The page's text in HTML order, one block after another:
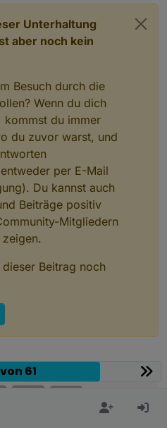
Unterhaltung
aber noch kein
Besuch durch die
Wenn du dich
kommst du immer
du zuvor warst, und
per E-Mail
Du kannst auch
Beiträge positiv
Mitgliedern
Beitrag noch
61